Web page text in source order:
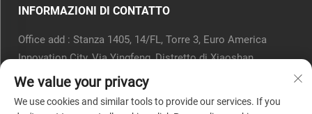
INFORMAZIONI DI CONTATTO
Office add : Stanza 1405, 14/FL, Torre 3, Euro America
Innovation City, Via Yingfeng, Distretto di Xiaoshan,
Hangzhou, Provincia dello Zhejiang, Cina.
[email protected]
We value your privacy
We use cookies and similar tools to provide our services. If you